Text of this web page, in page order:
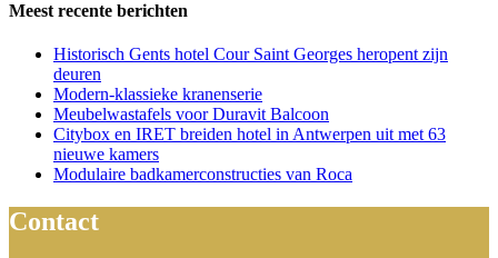
Meest recente berichten
Historisch Gents hotel Cour Saint Georges heropent zijn
deuren
Modern-klassieke kranenserie
Meubelwastafels voor Duravit Balcoon
Citybox en IRET breiden hotel in Antwerpen uit met 63
nieuwe kamers
Modulaire badkamerconstructies van Roca
Contact